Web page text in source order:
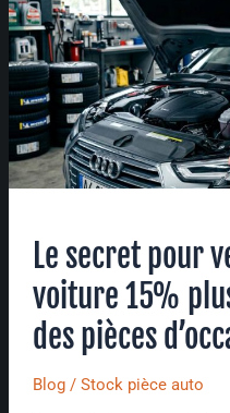
Le secret pour
voiture 15%
des pièces
Blog/ Stock pièce auto
vendre
votre
voiture
15%
plus
cher
(même
pièces
d’occasion)